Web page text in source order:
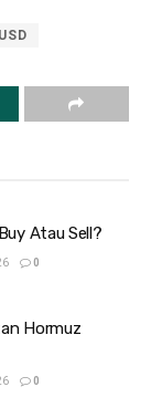
Atau Sell?
0
Hormuz
0